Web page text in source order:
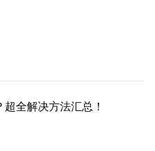
全解决方法汇总！